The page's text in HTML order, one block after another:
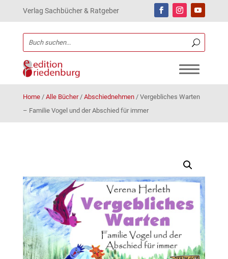
Verlag Sachbücher & Ratgeber
Home/ Alle Bücher/ Abschiednehmen/ Vergebliches Warten
– Familie Vogel und der Abschied für immer